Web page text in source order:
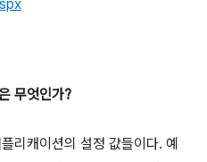
무엇인가?
리캐이션의 설정 값들이다. 예